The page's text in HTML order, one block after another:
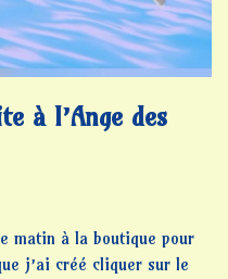
à l’Ange des
matin à la boutique pour
j’ai créé cliquer sur le